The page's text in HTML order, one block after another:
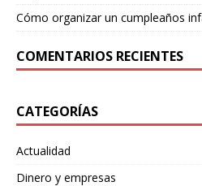
Cómo organizar un cumpleaños
COMENTARIOS RECIENTES
CATEGORÍAS
Actualidad
Dinero y empresas